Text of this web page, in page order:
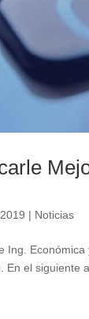
| Noticias
Ing.
En el